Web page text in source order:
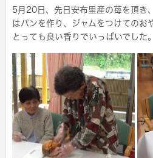
5月20日、先日安布里産の苺を頂き
はパンを作り、ジャムをつけてのお
とっても良い香りでいっぱいでした。